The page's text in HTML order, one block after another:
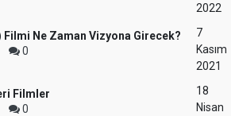
2022
Filmi Ne Zaman Vizyona Girecek?
0
7
Kasım
2021
Filmler
0
18
Nisan